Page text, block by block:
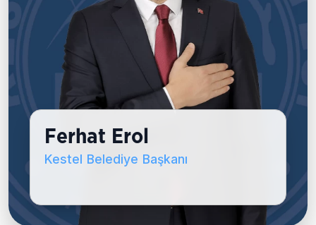
3 ay önce
Mahallelerimizde kurduğumuz depolarla su
temininde yaşanan sorunlara kalıcı çözüm
3 ay önce
Ferhat Erol
Kestel Belediye Başkanı